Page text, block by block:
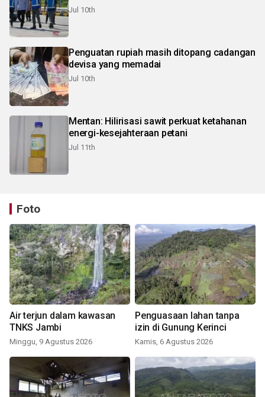
Jul 10th
Penguatan rupiah masih ditopang cadangan
devisa yang memadai
Jul 10th
Mentan: Hilirisasi sawit perkuat ketahanan
energi-kesejahteraan petani
Jul 11th
Foto
Air terjun dalam kawasan
TNKS Jambi
Minggu, 9 Agustus 2026
Penguasaan lahan tanpa
izin di Gunung Kerinci
Kamis, 6 Agustus 2026